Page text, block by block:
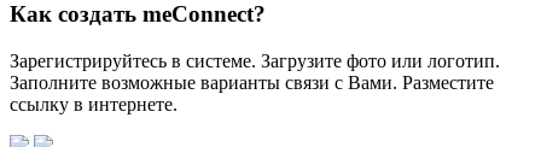
Как создать meConnect?
Зарегистрируйтесь в системе. Загрузите фото или логотип.
Заполните возможные варианты связи с Вами. Разместите
ссылку в интернете.